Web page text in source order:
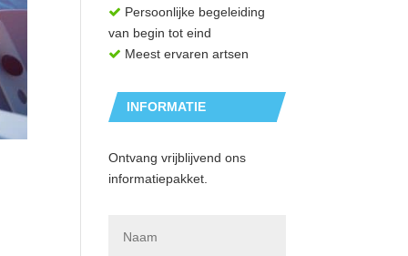
Persoonlijke begeleiding
van begin tot eind
Meest ervaren artsen
INFORMATIE
Ontvang vrijblijvend ons
informatiepakket.